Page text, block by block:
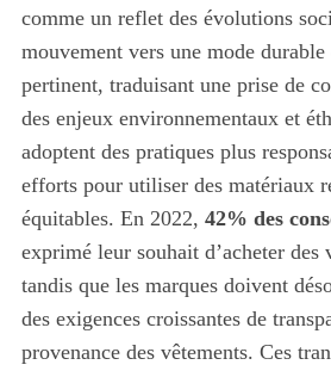
comme un reflet des évolutions
mouvement vers une mode
pertinent, traduisant une prise de
des enjeux environnementaux et
adoptent des pratiques plus
efforts pour utiliser des matériaux
équitables. En 2022, 42% des
exprimé leur souhait d’acheter des
tandis que les marques doivent
des exigences croissantes de
provenance des vêtements. Ces
r
: